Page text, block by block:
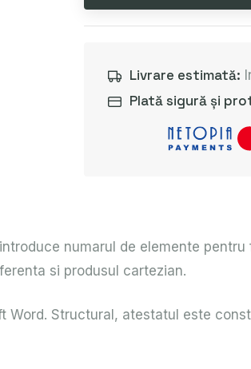
Livrare estimată:
Plată sigură și
numarul de elemente
si produsul cartezian.
Structural, atestatul este